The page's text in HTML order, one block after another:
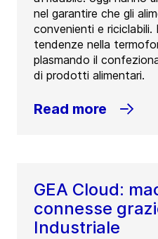
nel garantire che gli
convenienti e riciclabili.
tendenze nella
plasmando il
di prodotti alimentari.
Read more
GEA Cloud:
connesse
Industriale